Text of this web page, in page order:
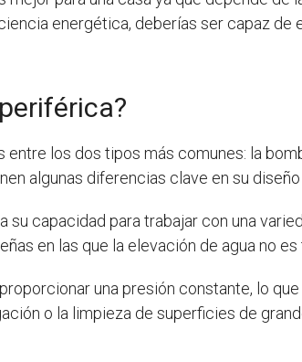
energética, deberías ser capaz de
los dos tipos más comunes: la
algunas diferencias clave en su
capacidad para trabajar con una
en las que la elevación de agua no es
una presión constante, lo
o la limpieza de superficies de